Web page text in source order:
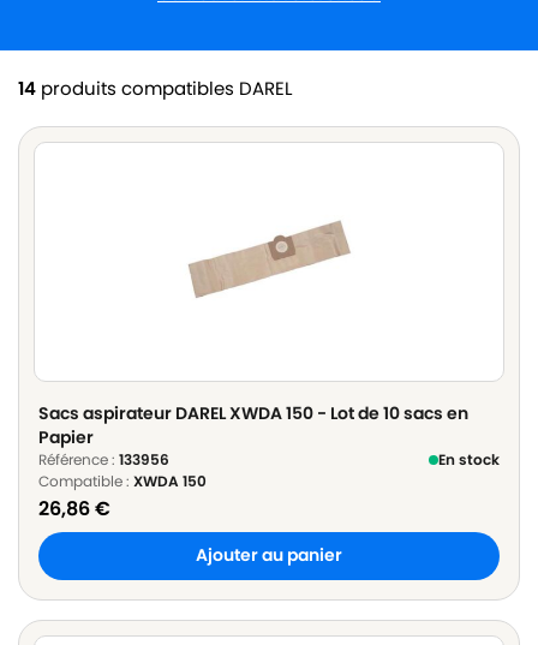
14 produits compatibles DAREL
Sacs aspirateur DAREL XWDA 150 - Lot de 10 sacs en
Papier
Référence : 133956
En stock
Compatible : XWDA 150
26,86€
Ajouter au panier